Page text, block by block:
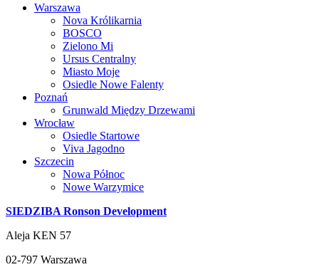
Warszawa
Nova Królikarnia
BOSCO
Zielono Mi
Ursus Centralny
Miasto Moje
Osiedle Nowe Falenty
Poznań
Grunwald Między Drzewami
Wrocław
Osiedle Startowe
Viva Jagodno
Szczecin
Nowa Północ
Nowe Warzymice
SIEDZIBA Ronson Development
Aleja KEN 57
02-797 Warszawa